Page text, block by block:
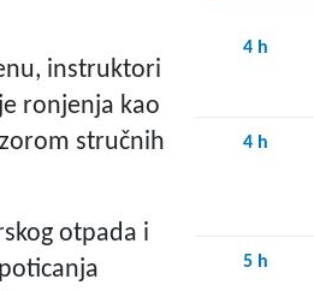
instruktori
ronjenja kao
stručnih
otpada i
4 h
4 h
5 h